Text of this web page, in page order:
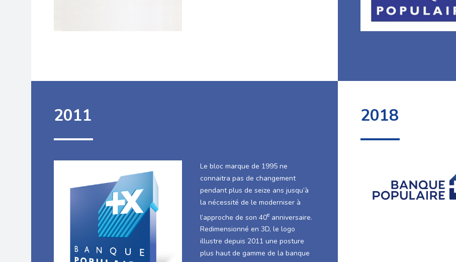
2011
Le bloc marque de 1995 ne
connaitra pas de changement
pendant plus de seize ans jusqu’à
la nécessité de le moderniser à
l’approche de son 40eanniversaire.
Redimensionné en 3D, le logo
illustre depuis 2011 une posture
plus haut de gamme de la banque
2018